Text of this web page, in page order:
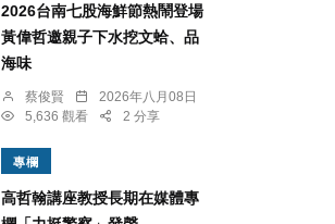
2026台南七股海鮮節熱鬧登場
黃偉哲邀親子下水挖文蛤、品
海味
蔡俊賢
2026年八月08日
5,636 觀看
2 分享
專欄
高哲翰講座教授長期在媒體專